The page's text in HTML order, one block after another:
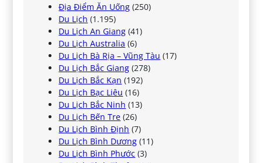
Địa Điểm Ăn Uống (250)
Du Lịch (1.195)
Du Lịch An Giang (41)
Du Lịch Australia (6)
Du Lịch Bà Rịa – Vũng Tàu (17)
Du Lịch Bắc Giang (278)
Du Lịch Bắc Kạn (192)
Du Lịch Bạc Liêu (16)
Du Lịch Bắc Ninh (13)
Du Lịch Bến Tre (26)
Du Lịch Bình Định (7)
Du Lịch Bình Dương (11)
Du Lịch Bình Phước (3)